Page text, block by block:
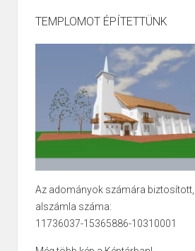
TEMPLOMOT ÉPÍTETTÜNK
Az adományok számára biztosított,
alszámla száma:
11736037-15365886-10310001